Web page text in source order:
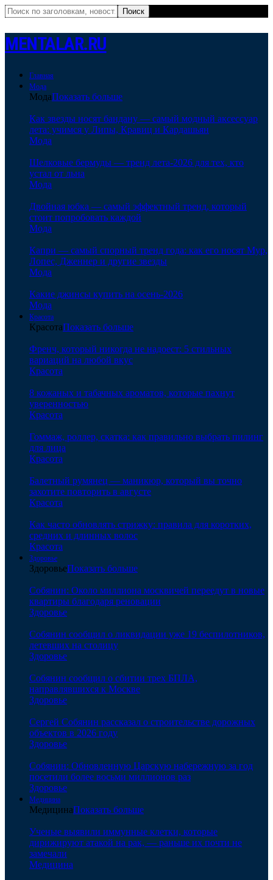
MENTALAR.RU
Главная
Мода
МодаПоказать больше
Как звезды носят бандану — самый модный аксессуар
лета: учимся у Липы, Кравиц и Кардашьян
Мода
Шелковые бермуды — тренд лета-2026 для тех, кто
устал от льна
Мода
Двойная юбка — самый эффектный тренд, который
стоит попробовать каждой
Мода
Капри — самый спорный тренд года: как его носят Мур,
Лопес, Дженнер и другие звезды
Мода
Какие джинсы купить на осень-2026
Мода
Красота
КрасотаПоказать больше
Френч, который никогда не надоест: 5 стильных
вариаций на любой вкус
Красота
8 кожаных и табачных ароматов, которые пахнут
уверенностью
Красота
Гоммаж, роллер, скатка: как правильно выбрать пилинг
для лица
Красота
Балетный румянец — маникюр, который вы точно
захотите повторить в августе
Красота
Как часто обновлять стрижку: правила для коротких,
средних и длинных волос
Красота
Здоровье
ЗдоровьеПоказать больше
Собянин: Около миллиона москвичей переедут в новые
квартиры благодаря реновации
Здоровье
Собянин сообщил о ликвидации уже 19 беспилотников,
летевших на столицу
Здоровье
Собянин сообщил о сбитии трех БПЛА,
направлявшихся к Москве
Здоровье
Сергей Собянин рассказал о строительстве дорожных
объектов в 2026 году
Здоровье
Собянин: Обновленную Царскую набережную за год
посетили более восьми миллионов раз
Здоровье
Медицина
МедицинаПоказать больше
Ученые выявили иммунные клетки, которые
дирижируют атакой на рак, — раньше их почти не
замечали
Медицина